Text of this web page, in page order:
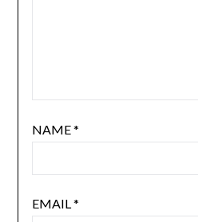
NAME*
EMAIL*